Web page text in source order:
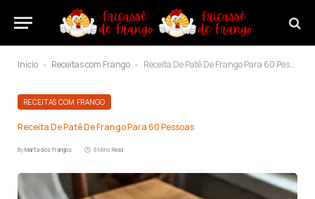
Início - Receitas com Frango - Receita De Patê De Frango Para 60 Pessoas
RECEITAS COM FRANGO
Receita De Patê De Frango Para 60 Pessoas
ByMarta dos Frangos 9 Mins Read